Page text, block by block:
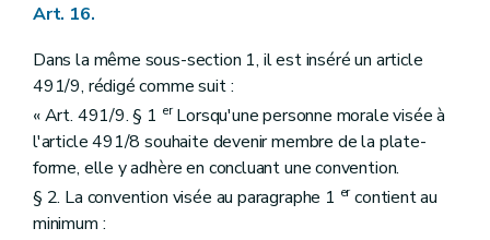
Art. 16.
Dans la même sous-section 1, il est inséré un article
491/9, rédigé comme suit :
« Art. 491/9. § 1 erLorsqu'une personne morale visée à
l'article 491/8 souhaite devenir membre de la plate-
forme, elle y adhère en concluant une convention.
§ 2. La convention visée au paragraphe 1 ercontient au
minimum :